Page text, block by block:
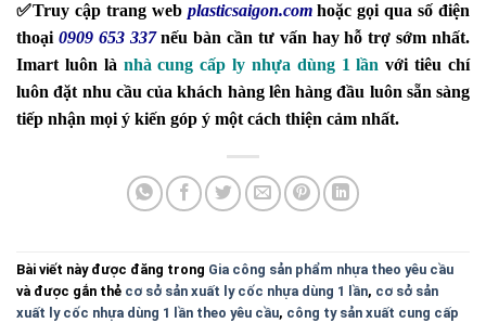
✅Truy cập trang web plasticsaigon.comhoặc gọi qua số điện
thoại 0909 653 337nếu bàn cần tư vấn hay hỗ trợ sớm nhất.
Imart luôn là nhà cung cấp ly nhựa dùng 1 lần với tiêu chí
luôn đặt nhu cầu của khách hàng lên hàng đầu luôn sẵn sàng
tiếp nhận mọi ý kiến góp ý một cách thiện cảm nhất.
Bài viết này được đăng trong Gia công sản phẩm nhựa theo yêu cầu
và được gắn thẻ cơ sở sản xuất ly cốc nhựa dùng 1 lần, cơ sở sản
xuất ly cốc nhựa dùng 1 lần theo yêu cầu, công ty sản xuất cung cấp